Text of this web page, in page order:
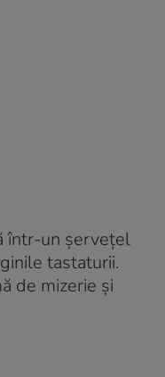
într-un șervețel
tastaturii.
de mizerie și